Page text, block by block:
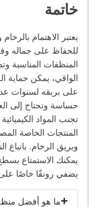
خاتمة
يعتبر الاهتمام
للحفاظ على جماله
المنظفات المناسبة
الواقي، يمكن حماية
على بريقه لسنوات
حساسة وتحتاج إلى
تجنب المواد
المنتجات الخاصة
وبريق الرخام. باتباع
يمكنك الاستمتاع
يضفي رونقًا خاصًا
ما هو أفضل